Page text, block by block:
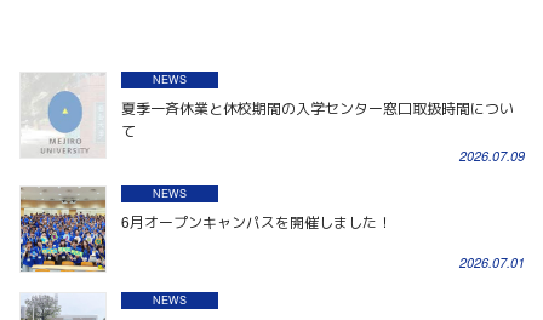
夏季一斉休業と休校期間の入学センター窓口取扱時間につい
て
2026.07.09
NEWS
6月オープンキャンパスを開催しました！
2026.07.01
NEWS
NEWS